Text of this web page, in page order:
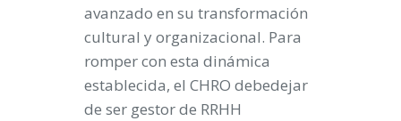
avanzado en su transformación
cultural y organizacional. Para
romper con esta dinámica
establecida, el CHRO debedejar
de ser gestor de RRHH